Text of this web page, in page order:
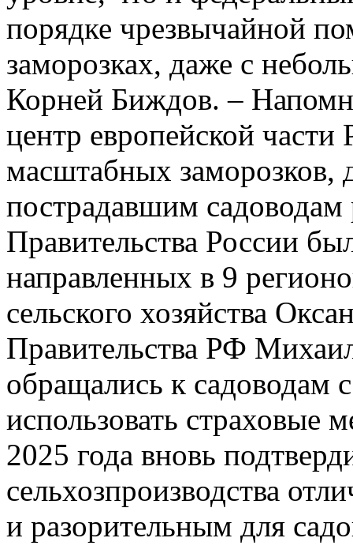
порядке чрезвычайной
заморозках, даже с
Корней Биждов. –
центр европейской части
масштабных заморозков,
пострадавшим
Правительства России
направленных в 9
сельского хозяйства
Правительства РФ
обращались к садоводам
использовать страховые
2025 года вновь
сельхозпроизводства
и разорительным для